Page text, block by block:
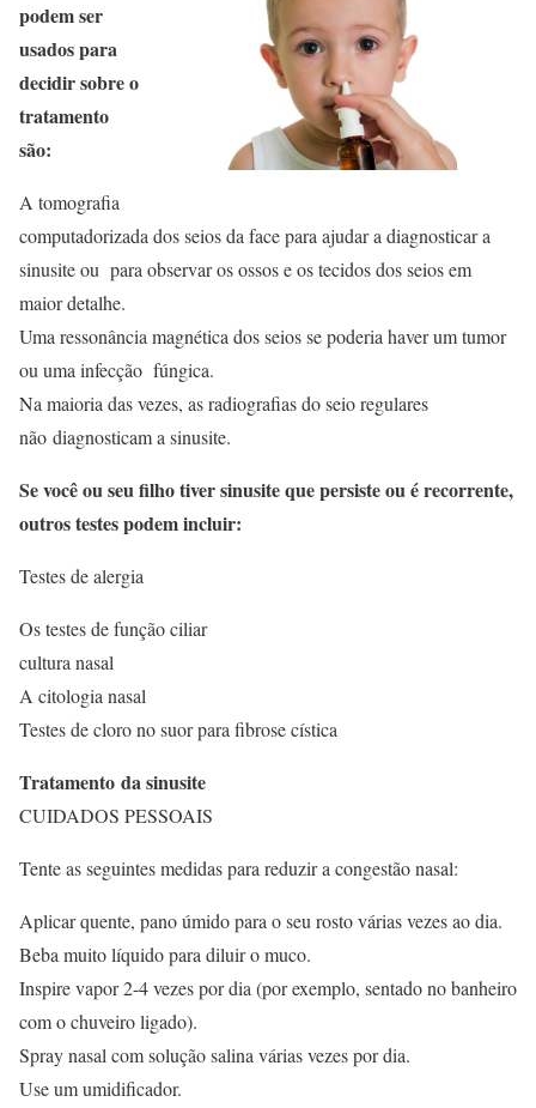
podem ser
usados ​​para
decidir sobre o
tratamento
são:
A tomografia
computadorizada dos seios da face para ajudar a diagnosticar a
sinusite ou para observar os ossos e os tecidos dos seios em
maior detalhe.
Uma ressonância magnética dos seios se poderia haver um tumor
ou uma infecção fúngica.
Na maioria das vezes, as radiografias do seio regulares
não diagnosticam a sinusite.
Se você ou seu filho tiver sinusite que persiste ou é recorrente,
outros testes podem incluir:
Testes de alergia
Os testes de função ciliar
cultura nasal
A citologia nasal
Testes de cloro no suor para fibrose cística
Tratamento da sinusite
CUIDADOS PESSOAIS
Tente as seguintes medidas para reduzir a congestão nasal:
Aplicar quente, pano úmido para o seu rosto várias vezes ao dia.
Beba muito líquido para diluir o muco.
Inspire vapor 2-4 vezes por dia (por exemplo, sentado no banheiro
com o chuveiro ligado).
Spray nasal com solução salina várias vezes por dia.
Use um umidificador.